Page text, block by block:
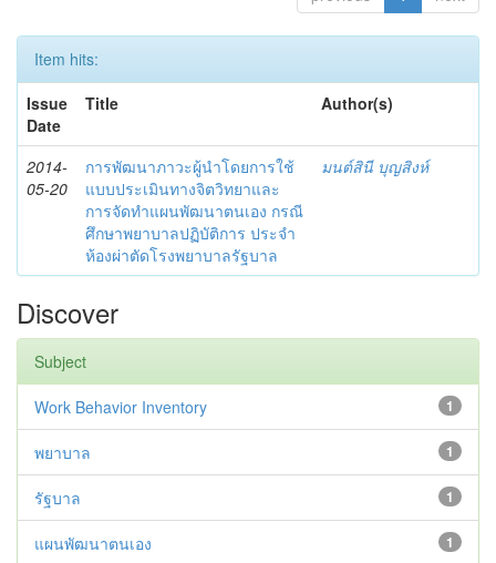
Item hits:
Issue
Date
Title Author(s)
2014-
05-20
การพัฒนาภาวะผู้นำโดยการใช้
แบบประเมินทางจิตวิทยาและ
การจัดทำแผนพัฒนาตนเอง กรณี
ศึกษาพยาบาลปฏิบัติการ ประจำ
ห้องผ่าตัดโรงพยาบาลรัฐบาล
มนต์สินี บุญสิงห์
Discover
Subject
1
Work Behavior Inventory
1
พยาบาล
1
รัฐบาล
1
แผนพัฒนาตนเอง